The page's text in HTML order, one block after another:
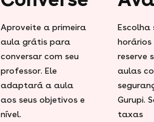
Aproveite a primeira
aula grátis para
conversar com seu
professor. Ele
adaptará a aula
aos seus objetivos e
nível.
Escolha
horários
reserve
aulas
Gurupi.
taxas